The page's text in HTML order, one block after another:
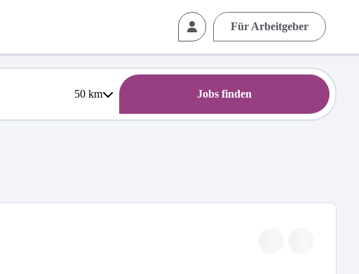
Für Arbeitgeber
50km Jobs finden